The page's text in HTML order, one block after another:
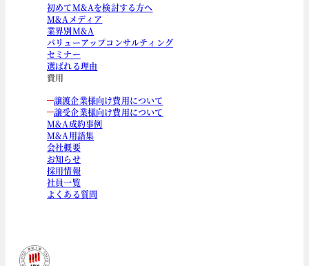
初めてM&Aを検討する方へ
M&Aメディア
業界別M&A
バリューアップコンサルティング
セミナー
選ばれる理由
費用
譲渡企業様向け費用について
譲受企業様向け費用について
M&A成約事例
M&A用語集
会社概要
お知らせ
採用情報
社員一覧
よくある質問